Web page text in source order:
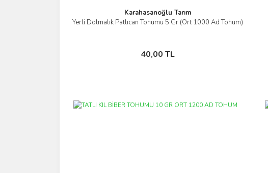
Karahasanoğlu Tarım
Yerli Dolmalık Patlıcan Tohumu 5 Gr (Ort 1000 Ad Tohum)
40,00 TL
İncele
Sepete Ekle